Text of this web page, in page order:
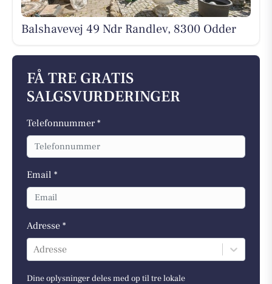
Balshavevej 49 Ndr Randlev, 8300 Odder
FÅ TRE GRATIS
SALGSVURDERINGER
Telefonnummer *
Email *
Adresse *
Adresse
Dine oplysninger deles med op til tre lokale